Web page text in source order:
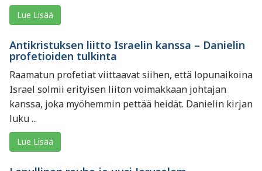
Lue Lisää
Antikristuksen liitto Israelin kanssa – Danielin
profetioiden tulkinta
Raamatun profetiat viittaavat siihen, että lopunaikoina
Israel solmii erityisen liiton voimakkaan johtajan
kanssa, joka myöhemmin pettää heidät. Danielin kirjan
luku ...
Lue Lisää